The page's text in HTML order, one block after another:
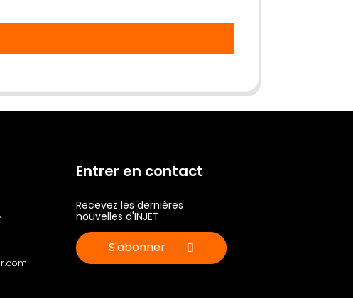
Entrer en contact
Recevez les dernières
nouvelles d'INJET
S'abonner